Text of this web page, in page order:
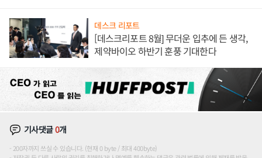
데스크 리포트
[데스크리포트 8월] 무더운 입추에 든 생각,
제약바이오 하반기 훈풍 기대한다
기사댓글0개
200자까지 쓰실 수 있습니다. (현재 0 byte / 최대 400byte)